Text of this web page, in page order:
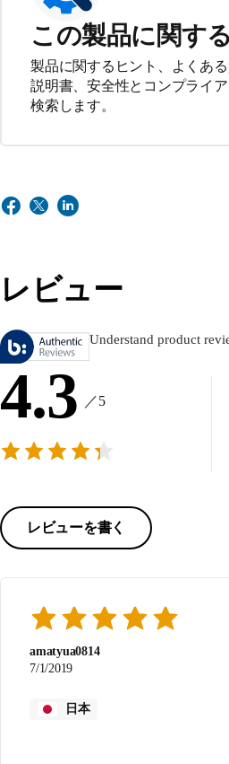
この製品に関す
製品に関するヒント、よくあ
説明書、安全性とコンプライ
検索します。
レビュー
Understand product
4.3 ／5
レビューを書く
amatyua0814
7/1/2019
日本